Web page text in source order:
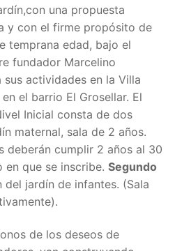
una propuesta
y con el firme propósito de
temprana edad, bajo el
fundador Marcelino
actividades en la Villa
el barrio El Grosellar. El
Inicial consta de dos
maternal, sala de 2 años.
deberán cumplir 2 años al 30
que se inscribe. Segundo
del jardín de infantes. (Sala
de los deseos de